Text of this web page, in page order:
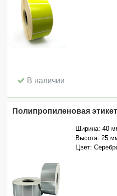
В наличии
Полипропиленовая
Ширина: 40
Высота: 25
Цвет: